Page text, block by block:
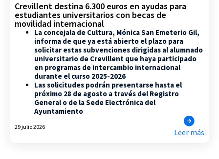
Crevillent destina 6.300 euros en ayudas para
estudiantes universitarios con becas de
movilidad internacional
La concejala de Cultura, Mónica San Emeterio Gil,
informa de que ya está abierto el plazo para
solicitar estas subvenciones dirigidas al alumnado
universitario de Crevillent que haya participado
en programas de intercambio internacional
durante el curso 2025-2026
Las solicitudes podrán presentarse hasta el
próximo 28 de agosto a través del Registro
General o de la Sede Electrónica del
Ayuntamiento
29 julio 2026
Leer más